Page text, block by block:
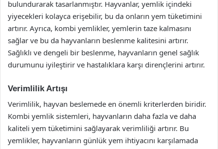
bulundurarak tasarlanmıştır. Hayvanlar, yemlik içindeki
yiyecekleri kolayca erişebilir, bu da onların yem tüketimini
artırır. Ayrıca, kombi yemlikler, yemlerin taze kalmasını
sağlar ve bu da hayvanların beslenme kalitesini artırır.
Sağlıklı ve dengeli bir beslenme, hayvanların genel sağlık
durumunu iyileştirir ve hastalıklara karşı dirençlerini artırır.
Verimlilik Artışı
Verimlilik, hayvan beslemede en önemli kriterlerden biridir.
Kombi yemlik sistemleri, hayvanların daha fazla ve daha
kaliteli yem tüketimini sağlayarak verimliliği artırır. Bu
yemlikler, hayvanların günlük yem ihtiyacını karşılamada